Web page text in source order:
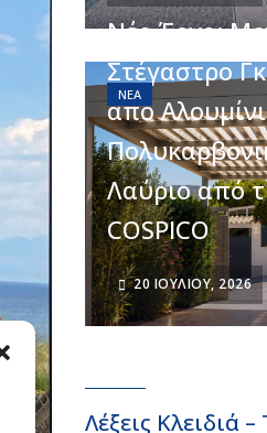
Νέο Έργο:
Στέγαστρο
από
Λαύριο από
COSPICO
20 ΙΟΥΛΊΟΥ, 2026
ΝΈΑ
Λέξεις Κλειδιά –